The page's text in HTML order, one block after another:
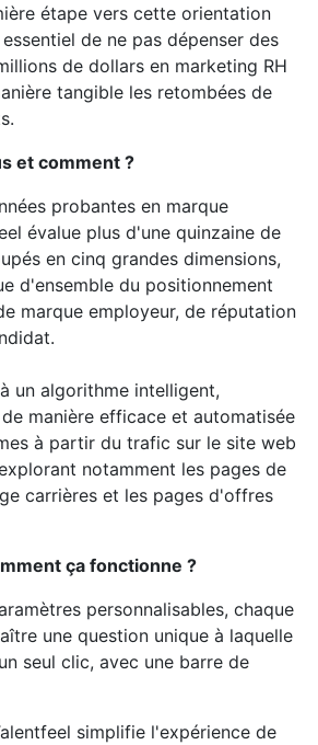
étape vers cette orientation
de ne pas dépenser des
de dollars en marketing RH
tangible les retombées de
et comment ?
probantes en marque
évalue plus d'une quinzaine de
en cinq grandes dimensions,
d'ensemble du positionnement
marque employeur, de réputation
un algorithme intelligent,
manière efficace et automatisée
à partir du trafic sur le site web
notamment les pages de
carrières et les pages d'offres
ça fonctionne ?
personnalisables, chaque
une question unique à laquelle
seul clic, avec une barre de
simplifie l'expérience de